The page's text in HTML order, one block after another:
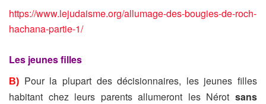
https://www.lejudaisme.org/allumage-des-bougies-de-roch-
hachana-partie-1/
Les jeunes filles
B) Pour la plupart des décisionnaires, les jeunes filles
habitant chez leurs parents allumeront les Nérot sans